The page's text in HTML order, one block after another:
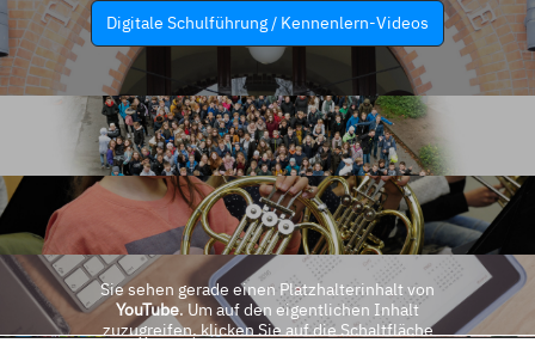
Digitale Schulführung / Kennenlern-Videos
Sie sehen gerade einen Platzhalterinhalt von
YouTube. Um auf den eigentlichen Inhalt
zuzugreifen, klicken Sie auf die Schaltfläche